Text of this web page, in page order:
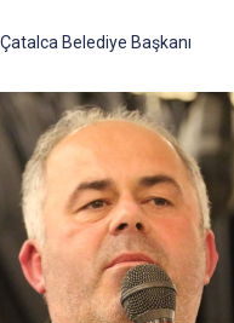
Belediye Başkanı